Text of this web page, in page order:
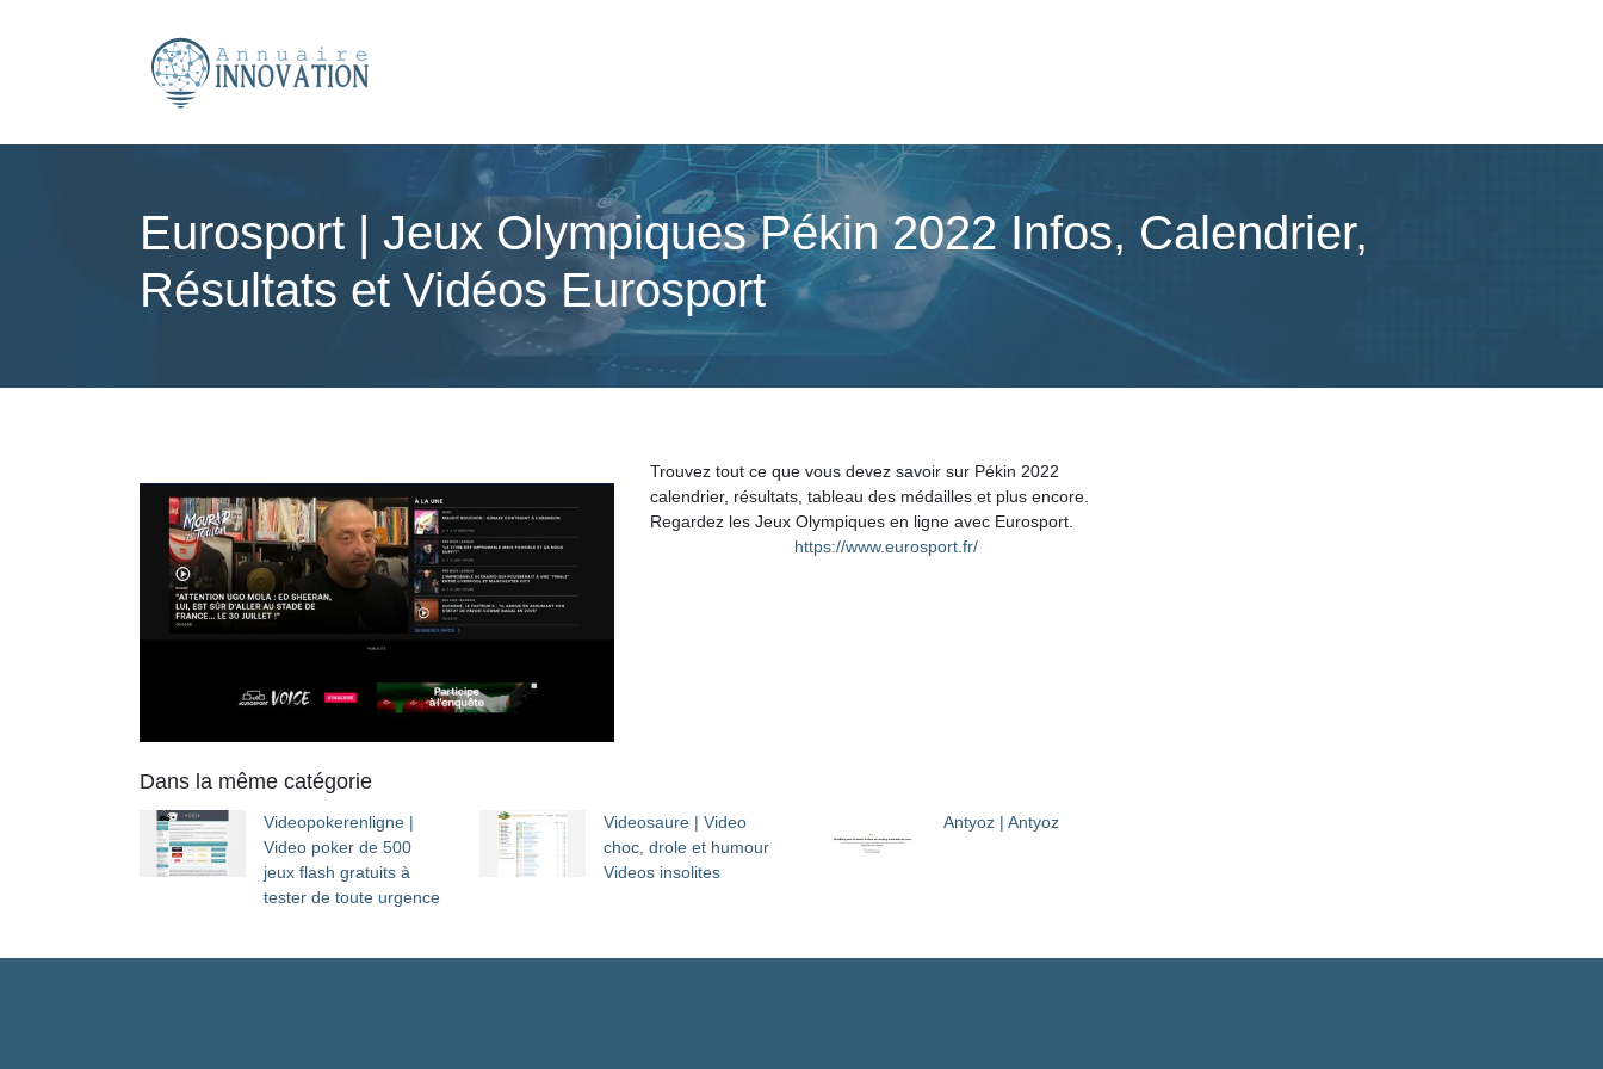
Eurosport | Jeux Olympiques Pékin 2022 Infos, Calendrier,
Résultats et Vidéos Eurosport
Trouvez tout ce que vous devez savoir sur Pékin 2022
calendrier, résultats, tableau des médailles et plus encore.
Regardez les Jeux Olympiques en ligne avec Eurosport.
https://www.eurosport.fr/
Dans la même catégorie
Videopoke­ren­lig­ne |
Video poker de 500
jeux flash gratuits à
tester de toute urgence
Videosaure | Video
choc, drole et humour
Videos insolites
Antyoz | Antyoz